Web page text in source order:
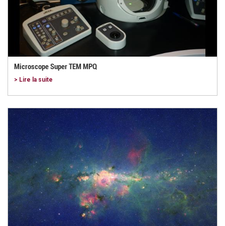
Microscope Super TEM MPQ
> Lire la suite